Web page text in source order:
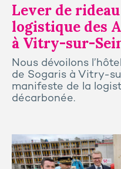
Lever de
logistique des
à Vitry-sur-
Nous dévoilons
de Sogaris à Vitry-
manifeste de la
décarbonée.